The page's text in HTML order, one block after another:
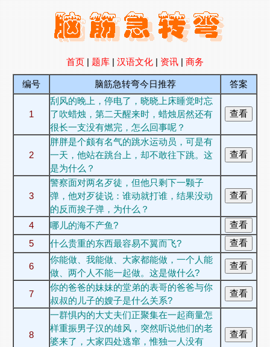
首页|题库|汉语文化|资讯|商务
编号 脑筋急转弯今日推荐 答案
1
刮风的晚上，停电了，晓晓上床睡觉时忘
了吹蜡烛，第二天醒来时，蜡烛居然还有
很长一支没有燃完，怎么回事呢？
2
胖胖是个颇有名气的跳水运动员，可是有
一天，他站在跳台上，却不敢往下跳。这
是为什么？
3
警察面对两名歹徒，但他只剩下一颗子
弹，他对歹徒说：谁动就打谁，结果没动
的反而挨子弹，为什么？
4
哪儿的海不产鱼?
5
什么贵重的东西最容易不翼而飞?
6
你能做、我能做、大家都能做，一个人能
做、两个人不能一起做。这是做什么?
7
你的爸爸的妹妹的堂弟的表哥的爸爸与你
叔叔的儿子的嫂子是什么关系?
8
一群惧内的大丈夫们正聚集在一起商量怎
样重振男子汉的雄风，突然听说他们的老
婆来了，大家四处逃窜，惟独一人没有